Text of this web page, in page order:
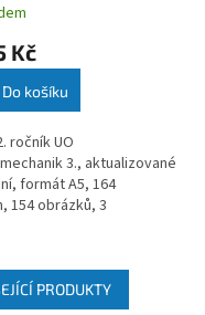
Kč
Do košíku
ročník UO
3., aktualizované
formát A5, 164
154 obrázků, 3
PRODUKTY